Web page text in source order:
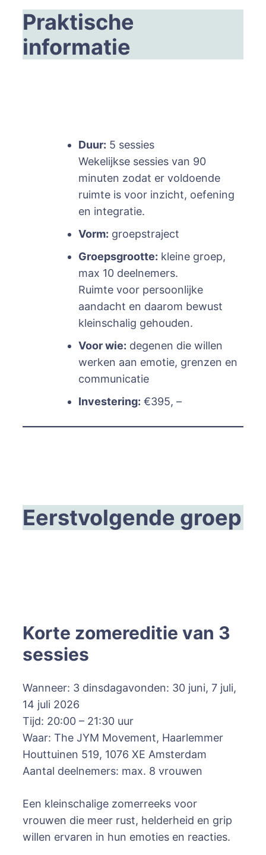
Praktische
informatie
Duur: 5 sessies
Wekelijkse sessies van 90
minuten zodat er voldoende
ruimte is voor inzicht, oefening
en integratie.
Vorm: groepstraject
Groepsgrootte: kleine groep,
max 10 deelnemers.
Ruimte voor persoonlijke
aandacht en daarom bewust
kleinschalig gehouden.
Voor wie: degenen die willen
werken aan emotie, grenzen en
communicatie
Investering: €395, –
Eerstvolgende groep
Korte zomereditie van 3
sessies
Wanneer: 3 dinsdagavonden: 30 juni, 7 juli,
14 juli 2026
Tijd: 20:00 – 21:30 uur
Waar: The JYM Movement, Haarlemmer
Houttuinen 519, 1076 XE Amsterdam
Aantal deelnemers: max. 8 vrouwen
Een kleinschalige zomerreeks voor
vrouwen die meer rust, helderheid en grip
willen ervaren in hun emoties en reacties.